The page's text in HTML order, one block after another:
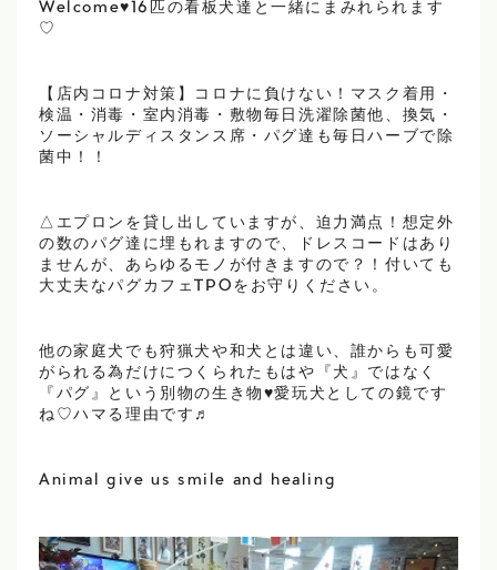
Welcome♥16匹の看板犬達と一緒にまみれられます
♡
【店内コロナ対策】コロナに負けない！マスク着用・
検温・消毒・室内消毒・敷物毎日洗濯除菌他、換気・
ソーシャルディスタンス席・パグ達も毎日ハーブで除
菌中！！
△エプロンを貸し出していますが、迫力満点！想定外
の数のパグ達に埋もれますので、ドレスコードはあり
ませんが、あらゆるモノが付きますので？！付いても
大丈夫なパグカフェTPOをお守りください。
他の家庭犬でも狩猟犬や和犬とは違い、誰からも可愛
がられる為だけにつくられたもはや『犬』ではなく
『パグ』という別物の生き物♥愛玩犬としての鏡です
ね♡ハマる理由です♬
Animal give us smile and healing